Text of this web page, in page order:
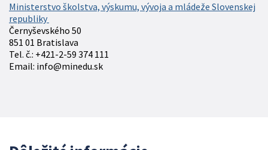
Ministerstvo školstva, výskumu, vývoja a mládeže Slovenskej
republiky
Černyševského 50
851 01 Bratislava
Tel. č.: +421-2-59 374 111
Email: info@minedu.sk